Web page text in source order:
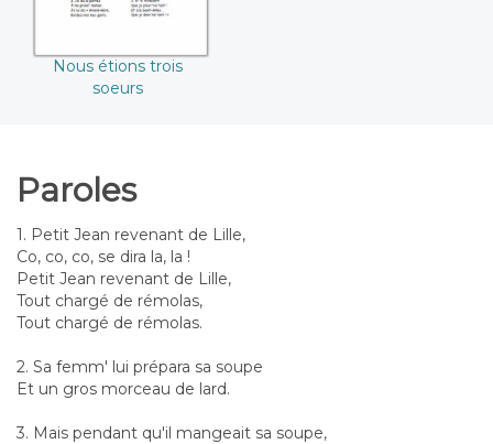
Nous étions trois
soeurs
Paroles
1. Petit Jean revenant de Lille,
Co, co, co, se dira la, la !
Petit Jean revenant de Lille,
Tout chargé de rémolas,
Tout chargé de rémolas.
2. Sa femm' lui prépara sa soupe
Et un gros morceau de lard.
3. Mais pendant qu'il mangeait sa soupe,